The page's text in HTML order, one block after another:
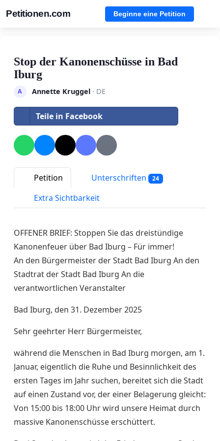
Petitionen.com Beginne eine Petition
Stop der Kanonenschüsse in Bad
Iburg
A Annette Kruggel· DE
Teile in Facebook
Petition Unterschriften 24
Extra Sichtbarkeit
OFFENER BRIEF: Stoppen Sie das dreistündige
Kanonenfeuer über Bad Iburg – Für immer!
An den Bürgermeister der Stadt Bad Iburg An den
Stadtrat der Stadt Bad Iburg An die
verantwortlichen Veranstalter
Bad Iburg, den 31. Dezember 2025
Sehr geehrter Herr Bürgermeister,
während die Menschen in Bad Iburg morgen, am 1.
Januar, eigentlich die Ruhe und Besinnlichkeit des
ersten Tages im Jahr suchen, bereitet sich die Stadt
auf einen Zustand vor, der einer Belagerung gleicht:
Von 15:00 bis 18:00 Uhr wird unsere Heimat durch
massive Kanonenschüsse erschüttert.